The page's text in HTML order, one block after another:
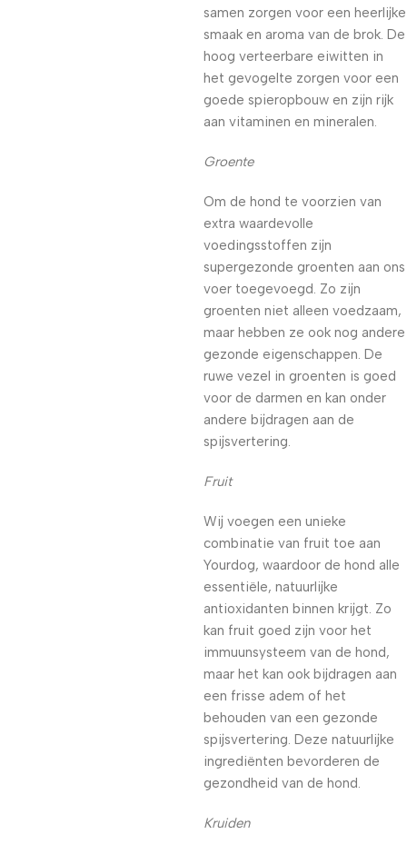
samen zorgen voor een heerlijke
smaak en aroma van de brok. De
hoog verteerbare eiwitten in
het gevogelte zorgen voor een
goede spieropbouw en zijn rijk
aan vitaminen en mineralen.
Groente
Om de hond te voorzien van
extra waardevolle
voedingsstoffen zijn
supergezonde groenten aan ons
voer toegevoegd. Zo zijn
groenten niet alleen voedzaam,
maar hebben ze ook nog andere
gezonde eigenschappen. De
ruwe vezel in groenten is goed
voor de darmen en kan onder
andere bijdragen aan de
spijsvertering.
Fruit
Wij voegen een unieke
combinatie van fruit toe aan
Yourdog, waardoor de hond alle
essentiële, natuurlijke
antioxidanten binnen krijgt. Zo
kan fruit goed zijn voor het
immuunsysteem van de hond,
maar het kan ook bijdragen aan
een frisse adem of het
behouden van een gezonde
spijsvertering. Deze natuurlijke
ingrediënten bevorderen de
gezondheid van de hond.
Kruiden